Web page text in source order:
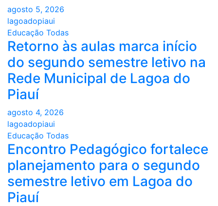
agosto 5, 2026
lagoadopiaui
Educação Todas
Retorno às aulas marca início
do segundo semestre letivo na
Rede Municipal de Lagoa do
Piauí
agosto 4, 2026
lagoadopiaui
Educação Todas
Encontro Pedagógico fortalece
planejamento para o segundo
semestre letivo em Lagoa do
Piauí